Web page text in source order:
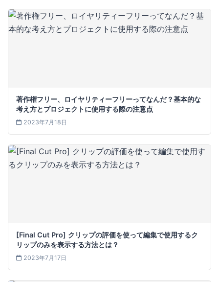
著作権フリー、ロイヤリティーフリーってなんだ？基本的な
考え方とプロジェクトに使用する際の注意点
2023年7月18日
[Final Cut Pro] クリップの評価を使って編集で使用するク
リップのみを表示する方法とは？
2023年7月17日